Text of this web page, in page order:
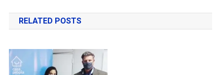
de
entradas
RELATED POSTS